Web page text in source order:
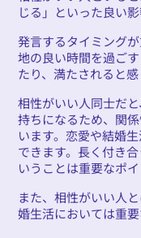
じる」といった良い
発言するタイミング
地の良い時間を過ご
たり、満たされると
相性がいい人同士だ
持ちになるため、関
います。恋愛や結婚
できます。長く付き
いうことは重要なポ
また、相性がいい人
婚生活においては重